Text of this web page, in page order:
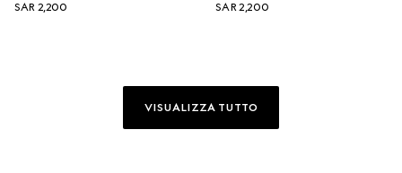
SAR 2,200
SAR 2,200
VISUALIZZA TUTTO